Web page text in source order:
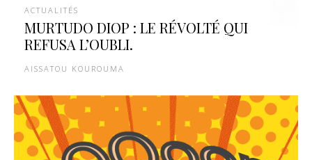
ACTUALITÉS
MURTUDO DIOP : LE RÉVOLTÉ QUI
REFUSA L’OUBLI.
AISSATOU KOUROUMA